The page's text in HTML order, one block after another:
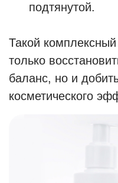
подтянутой.
Такой
только
баланс, но и
косметического